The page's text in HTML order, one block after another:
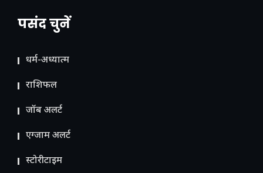
पसंद चुनें
धर्म-अध्यात्म
राशिफल
जॉब अलर्ट
एग्जाम अलर्ट
स्टोरीटाइम